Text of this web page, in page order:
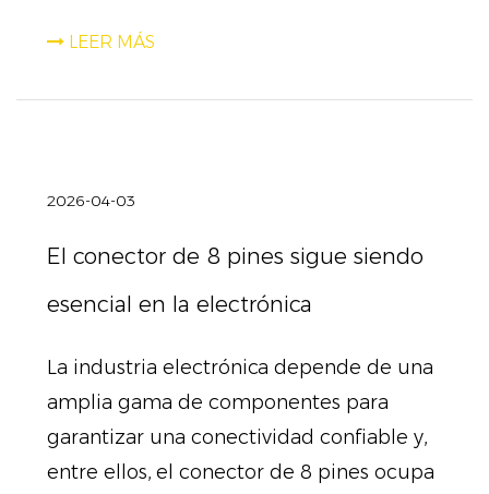
LEER MÁS
2026-04-03
El conector de 8 pines sigue siendo
esencial en la electrónica
La industria electrónica depende de una
amplia gama de componentes para
garantizar una conectividad confiable y,
entre ellos, el conector de 8 pines ocupa